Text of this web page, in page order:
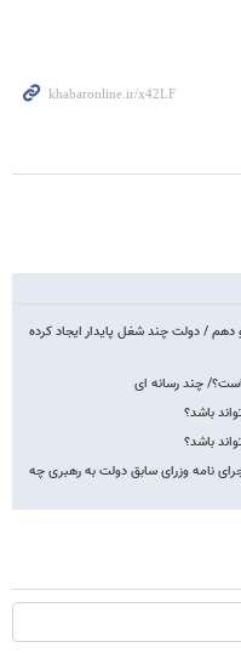
دهم / دولت چند شغل پایدار ایجاد کرده
چند رسانه ای
باشد؟
باشد؟
نامه وزرای سابق دولت به رهبری چه